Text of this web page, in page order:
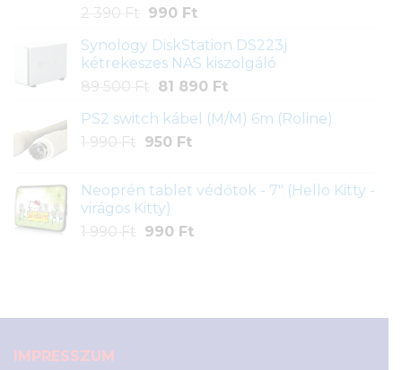
2 390 Ft
Original
was:
2
390 Ft.
990 FtCurrent
is:
990 Ft.
Synology DiskStation DS223j
kétrekeszes NAS kiszolgáló
89 500 Ft
Original
was:
89
81 890 FtCurrent
is:
PS2 switch kábel (M/M) 6m (Roline)
1 990 Ft
Original
1
990 Ft.
950 FtCurrent
950 Ft.
Neoprén tablet védőtok - 7" (Hello Kitty -
virágos Kitty)
1 990 Ft
Original
990 FtCurrent
IMPRESSZUM